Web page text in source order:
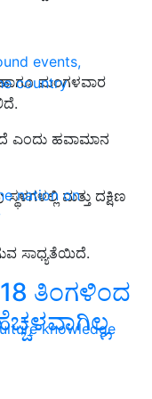
events,
country
nation on
knowledge
ಮಂಗಳವಾರ
ಎಂದು ಹವಾಮಾನ
ಮತ್ತು ದಕ್ಷಿಣ
ಸಾಧ್ಯತೆಯಿದೆ.
ತಿಂಗಳಿಂದ